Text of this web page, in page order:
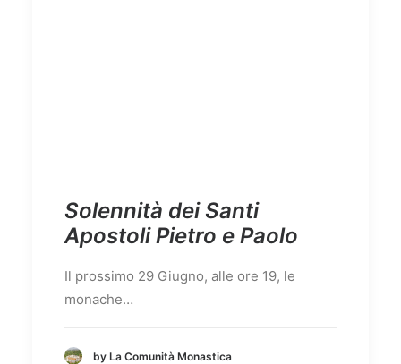
Solennità dei Santi
Apostoli Pietro e Paolo
Il prossimo 29 Giugno, alle ore 19, le
monache…
by La Comunità Monastica